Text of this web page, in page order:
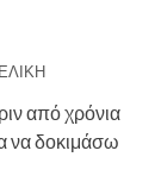
από χρόνια
να δοκιμάσω